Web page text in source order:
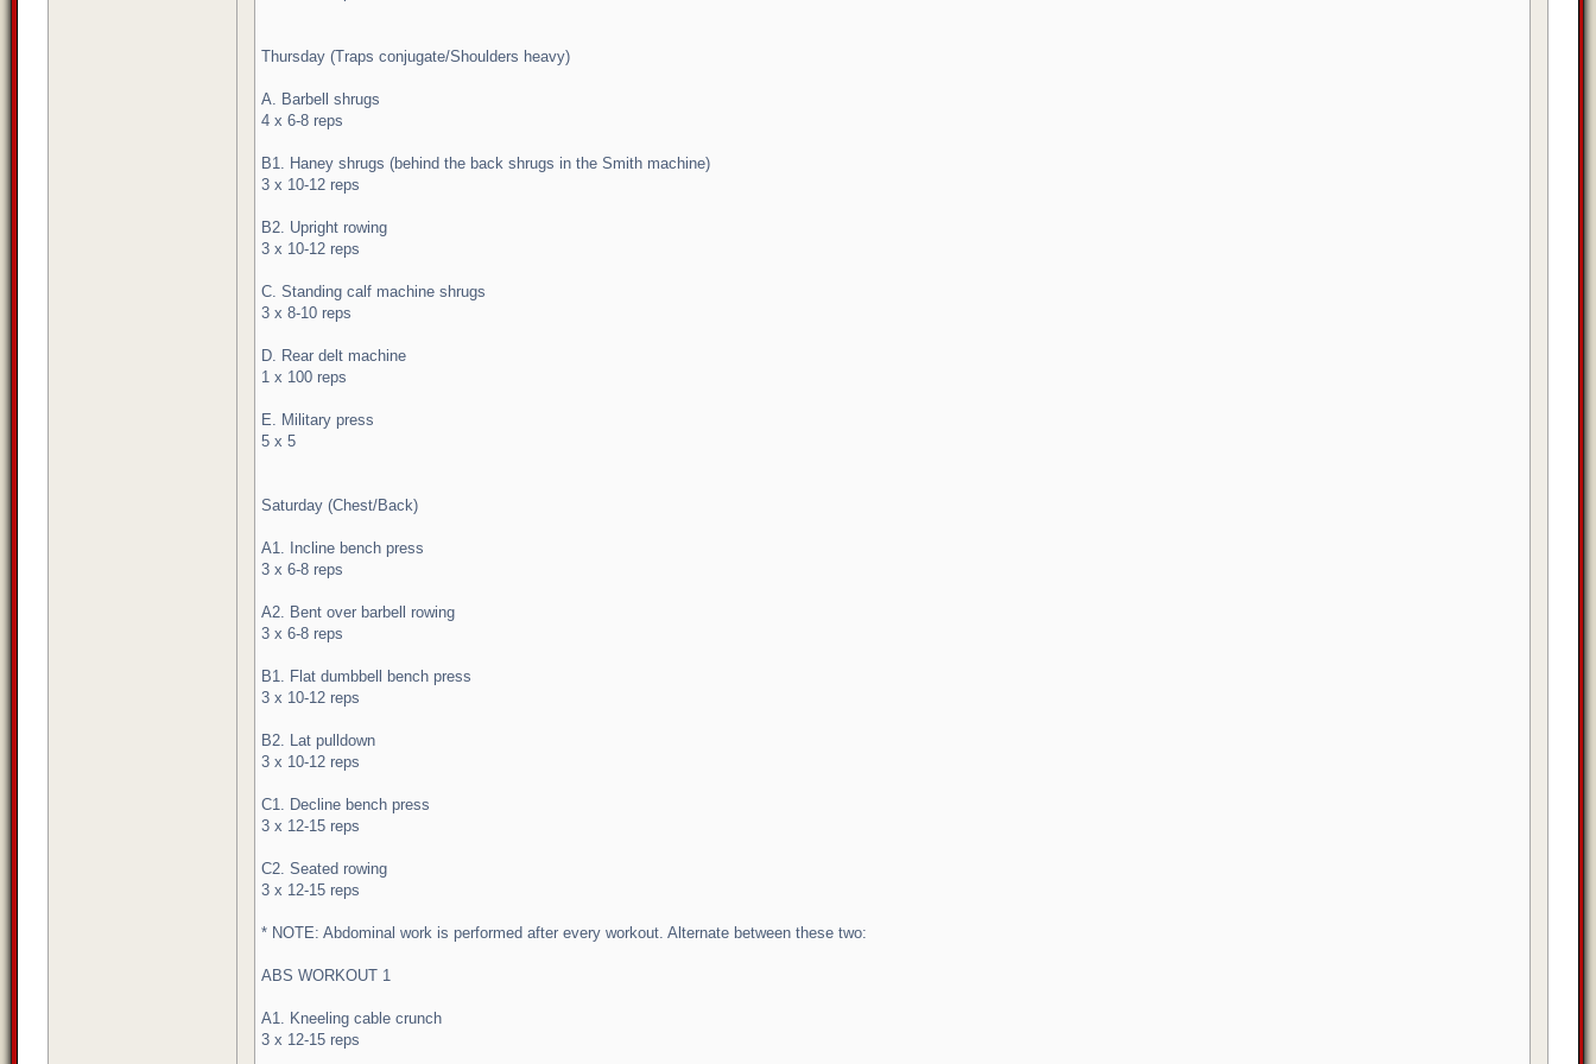
Thursday (Traps conjugate/Shoulders heavy)
A. Barbell shrugs
4 x 6-8 reps
B1. Haney shrugs (behind the back shrugs in the Smith machine)
3 x 10-12 reps
B2. Upright rowing
3 x 10-12 reps
C. Standing calf machine shrugs
3 x 8-10 reps
D. Rear delt machine
1 x 100 reps
E. Military press
5 x 5
Saturday (Chest/Back)
A1. Incline bench press
3 x 6-8 reps
A2. Bent over barbell rowing
3 x 6-8 reps
B1. Flat dumbbell bench press
3 x 10-12 reps
B2. Lat pulldown
3 x 10-12 reps
C1. Decline bench press
3 x 12-15 reps
C2. Seated rowing
3 x 12-15 reps
* NOTE: Abdominal work is performed after every workout. Alternate between these two:
ABS WORKOUT 1
A1. Kneeling cable crunch
3 x 12-15 reps